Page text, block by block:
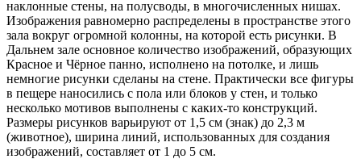
наклонные стены, на полусводы, в многочисленных нишах.
Изображения равномерно распределены в пространстве этого
зала вокруг огромной колонны, на которой есть рисунки. В
Дальнем зале основное количество изображений, образующих
Красное и Чёрное панно, исполнено на потолке, и лишь
немногие рисунки сделаны на стене. Практически все фигуры
в пещере наносились с пола или блоков у стен, и только
несколько мотивов выполнены с каких-то конструкций.
Размеры рисунков варьируют от 1,5 см (знак) до 2,3 м
(животное), ширина линий, использованных для создания
изображений, составляет от 1 до 5 см.